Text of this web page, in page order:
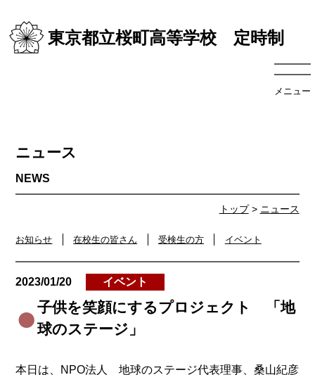
東京都立桜町高等学校 定時制
メニュー
トップ> ニュース
ニュース
お知らせ 在校生の皆さん 受検生の方 イベント
2023/01/20 イベント
子供を笑顔にするプロジェクト 「地
球のステージ」
本日は、NPO法人 地球のステージ代表理事、桑山紀彦